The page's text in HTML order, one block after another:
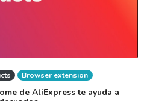
Browser extension
de AliExpress te ayuda a